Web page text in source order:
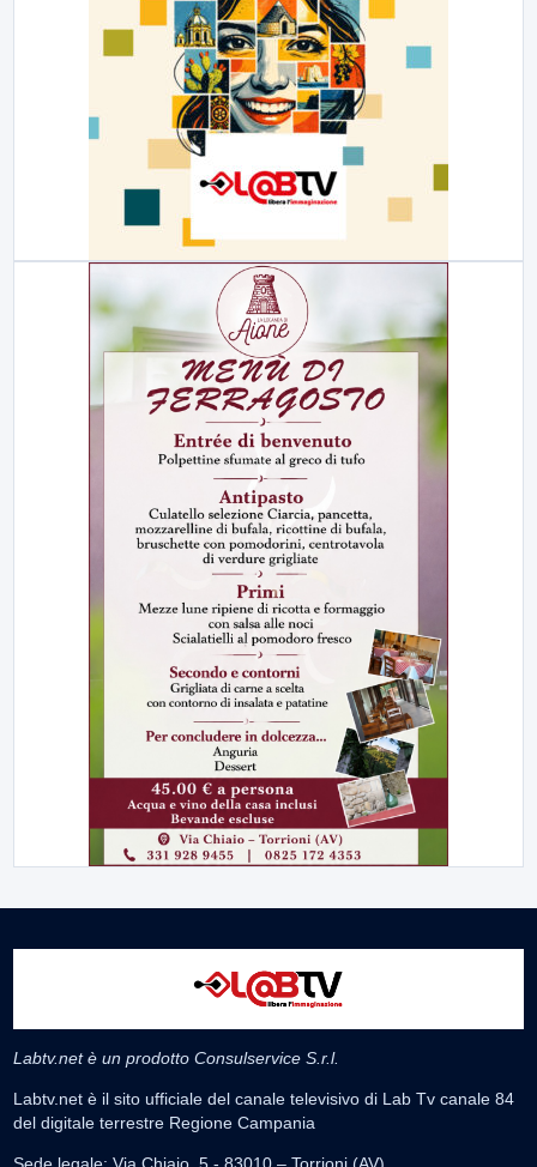
Labtv.net è un prodotto Consulservice S.r.l.
Labtv.net è il sito ufficiale del canale televisivo di Lab Tv canale 84
del digitale terrestre Regione Campania